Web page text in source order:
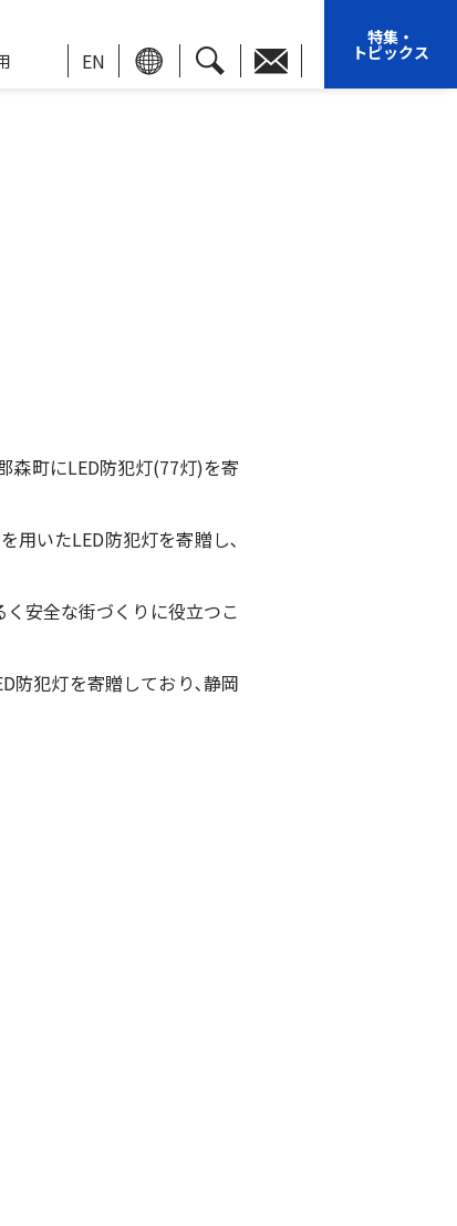
EN
特集・
トピックス
森町にLED防犯灯(77灯)を寄
用いたLED防犯灯を寄贈し､
安全な街づくりに役立つこ
防犯灯を寄贈しており､静岡